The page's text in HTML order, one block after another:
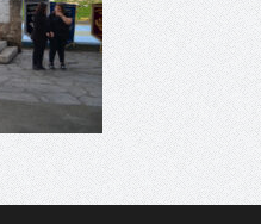
Κατάλογο Παγκόσμιας
η απόφαση Ο
και πολιτιστικό
αξίας για την
ΔΡΑΣΕΙΣ ΓΙΑ ΠΑΙΔΙΑ